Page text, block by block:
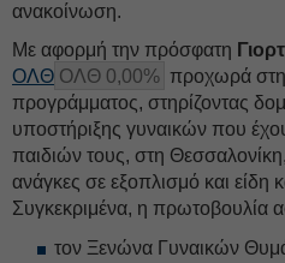
ανακοίνωση.
Με αφορμή την πρόσφατη
ΟΛΘ ΟΛΘ 0,00% προχωρά
προγράμματος, στηρίζοντας
υποστήριξης γυναικών που
παιδιών τους, στη
ανάγκες σε εξοπλισμό και είδη
Συγκεκριμένα, η πρωτοβουλία
τον Ξενώνα Γυναικών